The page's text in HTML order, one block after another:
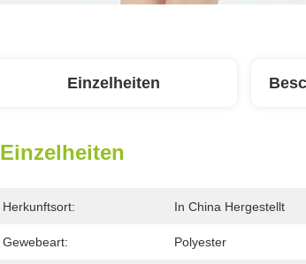
Einzelheiten
Einzelheiten
Herkunftsort: In China Hergestellt
Gewebeart: Polyester